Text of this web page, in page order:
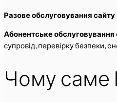
Разове обслуговування сайту
Абонентське обслуговування
супровід, перевірку безпеки,
Чому саме